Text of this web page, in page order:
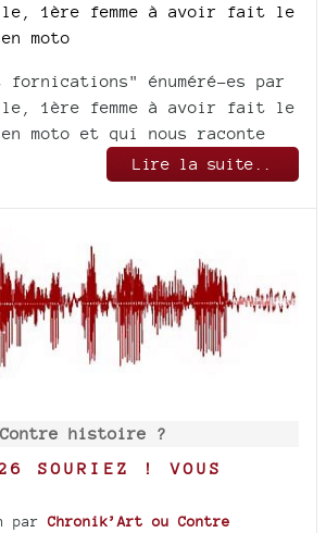
1ère femme à avoir fait le
moto
fornications" énuméré-es par
1ère femme à avoir fait le
moto et qui nous raconte
Lire la suite..
Contre histoire ?
SOURIEZ ! VOUS
parChronik’Art ou Contre